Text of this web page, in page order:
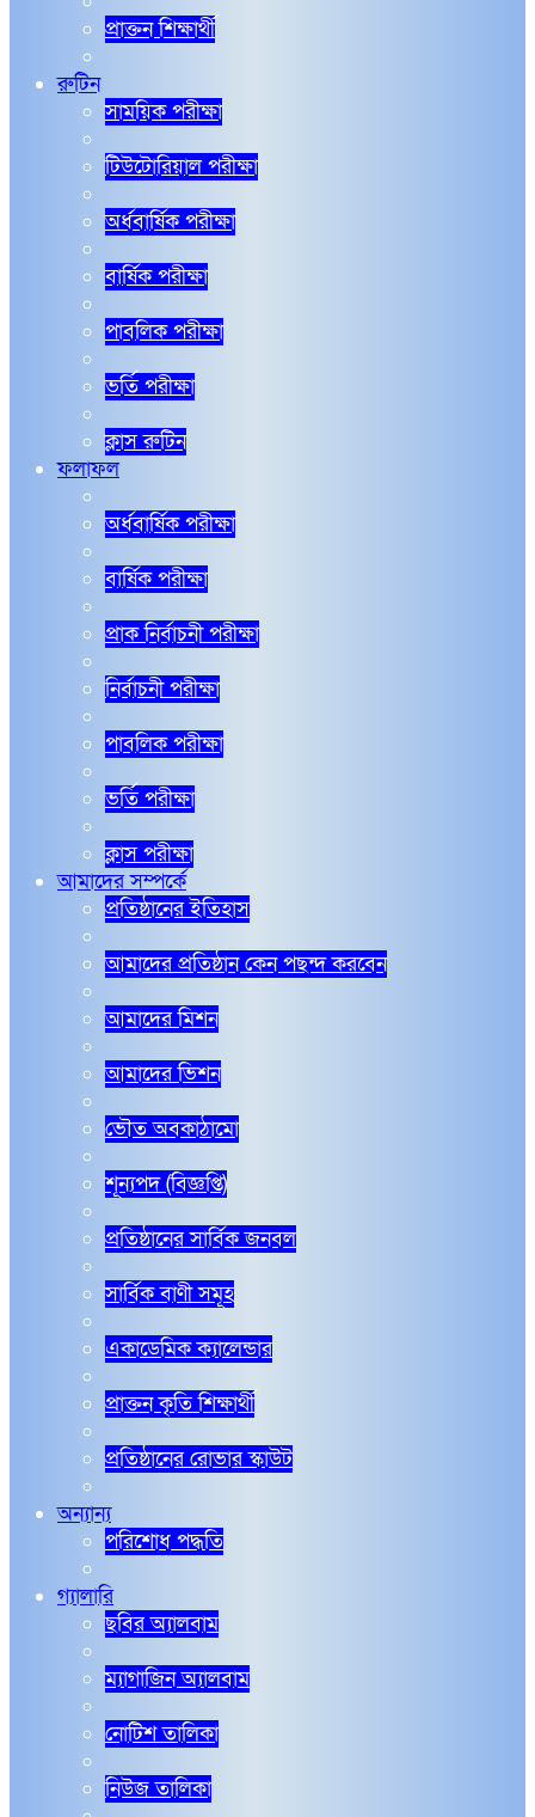
প্রাক্তন শিক্ষার্থী
রুটিন
সাময়িক পরীক্ষা
টিউটোরিয়াল পরীক্ষা
অর্ধবার্ষিক পরীক্ষা
বার্ষিক পরীক্ষা
পাবলিক পরীক্ষা
ভর্তি পরীক্ষা
ক্লাস রুটিন
ফলাফল
অর্ধবার্ষিক পরীক্ষা
বার্ষিক পরীক্ষা
প্রাক নির্বাচনী পরীক্ষা
নির্বাচনী পরীক্ষা
পাবলিক পরীক্ষা
ভর্তি পরীক্ষা
ক্লাস পরীক্ষা
আমাদের সম্পর্কে
প্রতিষ্ঠানের ইতিহাস
আমাদের প্রতিষ্ঠান কেন পছন্দ করবেন
আমাদের মিশন
আমাদের ভিশন
ভৌত অবকাঠামো
শূন্যপদ (বিজ্ঞপ্তি)
প্রতিষ্ঠানের সার্বিক জনবল
সার্বিক বাণী সমূহ
একাডেমিক ক্যালেন্ডার
প্রাক্তন কৃতি শিক্ষার্থী
প্রতিষ্ঠানের রোভার স্কাউট
অন্যান্য
পরিশোধ পদ্ধতি
গ্যালারি
ছবির অ্যালবাম
ম্যাগাজিন অ্যালবাম
নোটিশ তালিকা
নিউজ তালিকা